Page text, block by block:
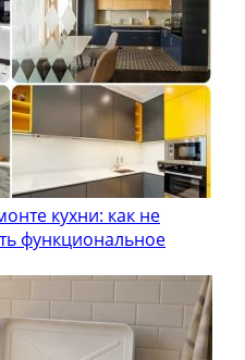
кухни: как не
функциональное